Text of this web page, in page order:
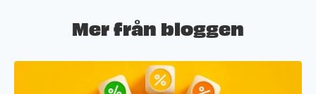
Mer från bloggen